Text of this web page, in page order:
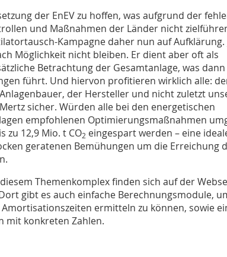
der EnEV zu hoffen, was aufgrund der
und Maßnahmen der Länder nicht
Kampagne daher nun auf Aufklärung.
Möglichkeit nicht bleiben. Er dient aber oft als
Betrachtung der Gesamtanlage, was dann
führt. Und hiervon profitieren wirklich alle:
der Hersteller und nicht zuletzt
sicher. Würden alle bei den energetischen
empfohlenen Optimierungsmaßnahmen
zu 12,9 Mio. t CO2 eingespart werden – eine
geratenen Bemühungen um die Erreichung
Themenkomplex finden sich auf der
gibt es auch einfache Berechnungsmodule,
ermitteln zu können, sowie
mit konkreten Zahlen.
Holen Sie sich
Sie erhaltenmonatlich
aus der Kälte-, Klima- und
Dazu gibt es
zu
und/oder Websites bzw.